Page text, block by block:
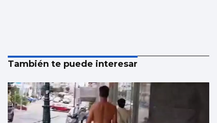
También te puede interesar